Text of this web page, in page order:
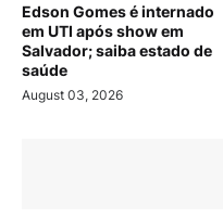
Edson Gomes é internado
em UTI após show em
Salvador; saiba estado de
saúde
August 03, 2026